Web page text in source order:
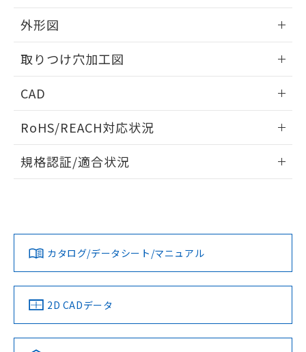
外形図
取りつけ穴加工図
CAD
ドすることができます。
ログイン/会員登録
ダウンロードデータをご利用いただく前に、以下を必ずお読
みください。
ソフトウェアの使用条件
RoHS/REACH対応状況
EU RoHS 注意事項・凡例
対応済み
中国 RoHS 注意事項・凡例
規格認証/適合状況
LR型式承認
（イギリス
船舶規格）
DNV型式承認
（ノルウェー
BV型式承認
（フランス
KR型式
（韓国
No No No No
カタログ/データシート/マニュアル
2D CADデータ